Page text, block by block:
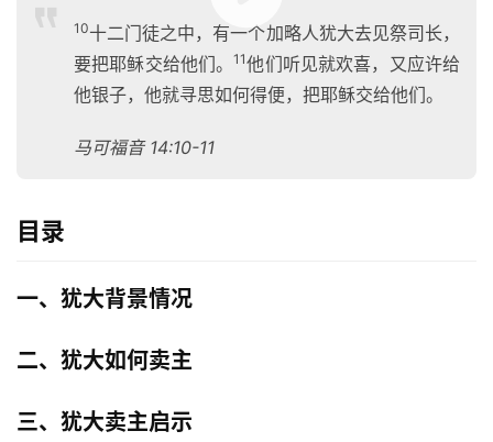
10十二门徒之中，有一个加略人犹大去见祭司长，
要把耶稣交给他们。11他们听见就欢喜，又应许给
他银子，他就寻思如何得便，把耶稣交给他们。
马可福音 14:10-11
目录
一、犹大背景情况
二、犹大如何卖主
三、犹大卖主启示